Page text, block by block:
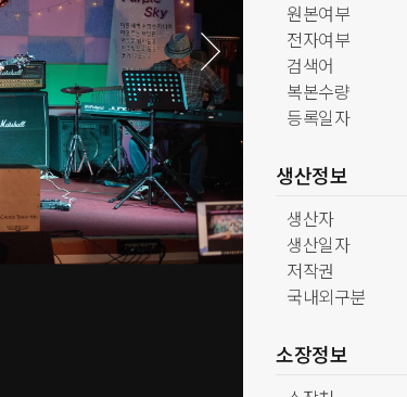
원본여부
전자여부
검색어
복본수량
등록일자
생산정보
생산자
생산일자
저작권
국내외구분
소장정보